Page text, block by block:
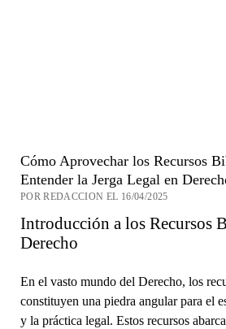
Cómo Aprovechar los Recursos
Entender la Jerga Legal en
POR REDACCION EL 16/04/2025
Introducción a los Recursos
Derecho
En el vasto mundo del Derecho, los
constituyen una piedra angular para el
y la práctica legal. Estos recursos